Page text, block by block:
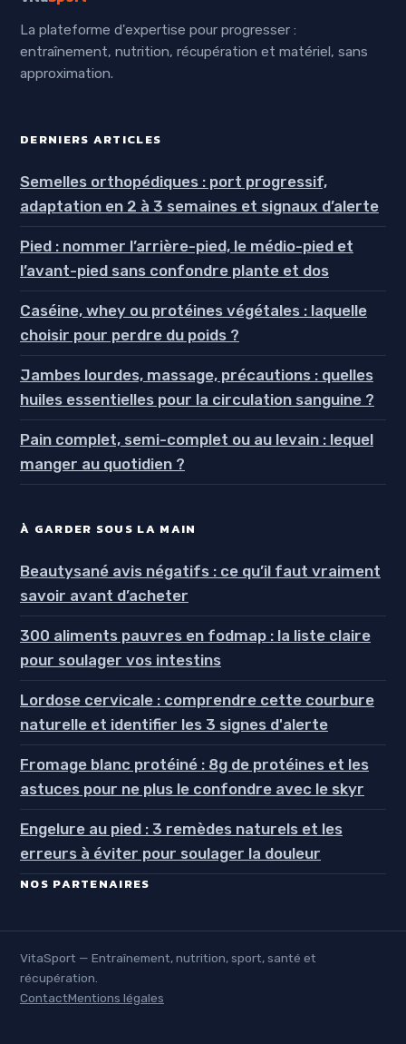
La plateforme d'expertise pour progresser :
entraînement, nutrition, récupération et matériel, sans
approximation.
DERNIERS ARTICLES
Semelles orthopédiques : port progressif,
adaptation en 2 à 3 semaines et signaux d’alerte
Pied : nommer l’arrière-pied, le médio-pied et
l’avant-pied sans confondre plante et dos
Caséine, whey ou protéines végétales : laquelle
choisir pour perdre du poids ?
Jambes lourdes, massage, précautions : quelles
huiles essentielles pour la circulation sanguine ?
Pain complet, semi-complet ou au levain : lequel
manger au quotidien ?
À GARDER SOUS LA MAIN
Beautysané avis négatifs : ce qu’il faut vraiment
savoir avant d’acheter
300 aliments pauvres en fodmap : la liste claire
pour soulager vos intestins
Lordose cervicale : comprendre cette courbure
naturelle et identifier les 3 signes d'alerte
Fromage blanc protéiné : 8g de protéines et les
astuces pour ne plus le confondre avec le skyr
Engelure au pied : 3 remèdes naturels et les
erreurs à éviter pour soulager la douleur
NOS PARTENAIRES
VitaSport — Entraînement, nutrition, sport, santé et
récupération.
ContactMentions légales